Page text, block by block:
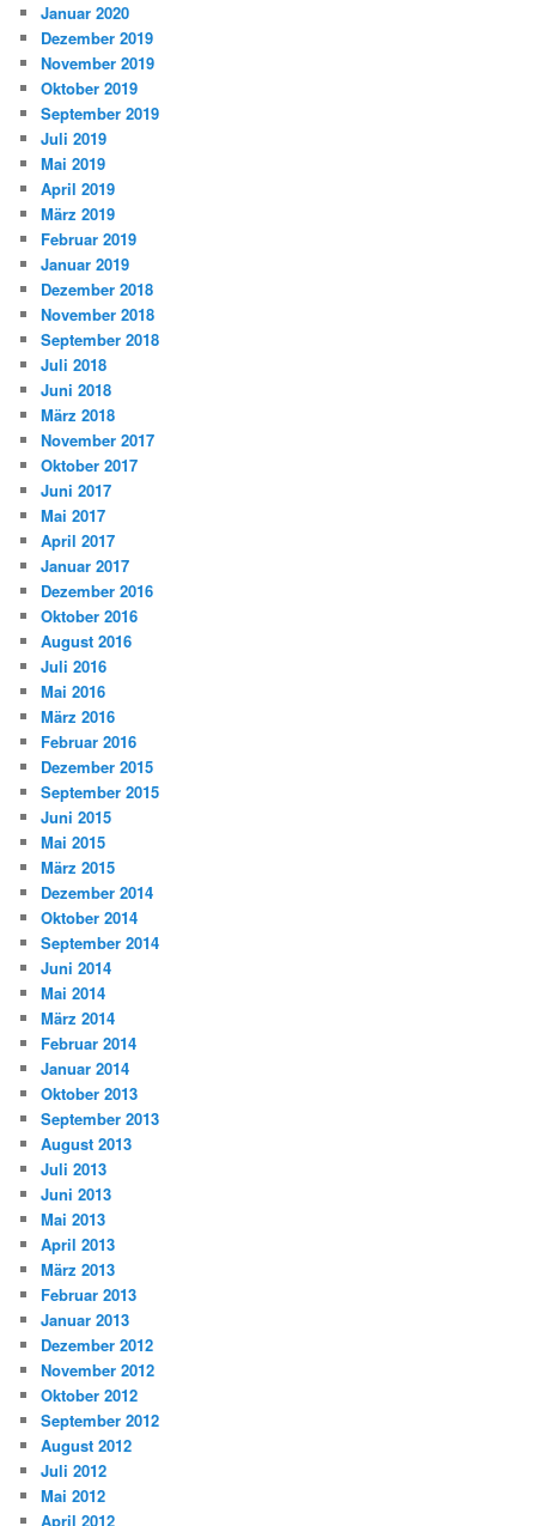
Januar 2020
Dezember 2019
November 2019
Oktober 2019
September 2019
Juli 2019
Mai 2019
April 2019
März 2019
Februar 2019
Januar 2019
Dezember 2018
November 2018
September 2018
Juli 2018
Juni 2018
März 2018
November 2017
Oktober 2017
Juni 2017
Mai 2017
April 2017
Januar 2017
Dezember 2016
Oktober 2016
August 2016
Juli 2016
Mai 2016
März 2016
Februar 2016
Dezember 2015
September 2015
Juni 2015
Mai 2015
März 2015
Dezember 2014
Oktober 2014
September 2014
Juni 2014
Mai 2014
März 2014
Februar 2014
Januar 2014
Oktober 2013
September 2013
August 2013
Juli 2013
Juni 2013
Mai 2013
April 2013
März 2013
Februar 2013
Januar 2013
Dezember 2012
November 2012
Oktober 2012
September 2012
August 2012
Juli 2012
Mai 2012
April 2012